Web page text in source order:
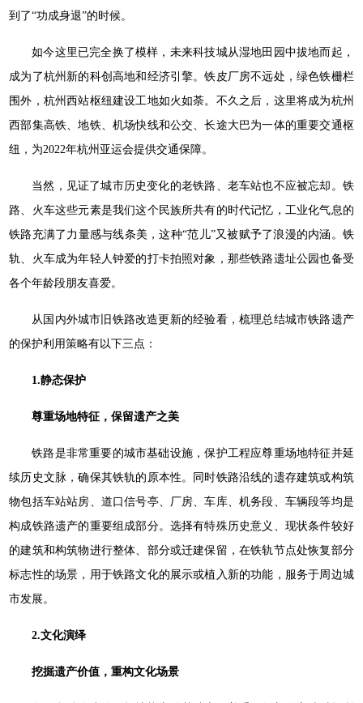
到了“功成身退”的时候。
如今这里已完全换了模样，未来科技城从湿地田园中拔地而起，
成为了杭州新的科创高地和经济引擎。铁皮厂房不远处，绿色铁栅栏
围外，杭州西站枢纽建设工地如火如荼。不久之后，这里将成为杭州
西部集高铁、地铁、机场快线和公交、长途大巴为一体的重要交通枢
纽，为2022年杭州亚运会提供交通保障。
当然，见证了城市历史变化的老铁路、老车站也不应被忘却。铁
路、火车这些元素是我们这个民族所共有的时代记忆，工业化气息的
铁路充满了力量感与线条美，这种“范儿”又被赋予了浪漫的内涵。铁
轨、火车成为年轻人钟爱的打卡拍照对象，那些铁路遗址公园也备受
各个年龄段朋友喜爱。
从国内外城市旧铁路改造更新的经验看，梳理总结城市铁路遗产
的保护利用策略有以下三点：
1.静态保护
尊重场地特征，保留遗产之美
铁路是非常重要的城市基础设施，保护工程应尊重场地特征并延
续历史文脉，确保其铁轨的原本性。同时铁路沿线的遗存建筑或构筑
物包括车站站房、道口信号亭、厂房、车库、机务段、车辆段等均是
构成铁路遗产的重要组成部分。选择有特殊历史意义、现状条件较好
的建筑和构筑物进行整体、部分或迁建保留，在铁轨节点处恢复部分
标志性的场景，用于铁路文化的展示或植入新的功能，服务于周边城
市发展。
2.文化演绎
挖掘遗产价值，重构文化场景